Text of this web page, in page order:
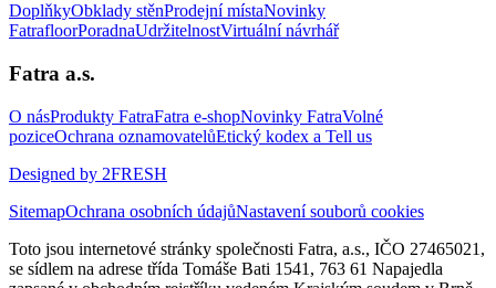
DoplňkyObklady stěnProdejní místaNovinky
FatrafloorPoradnaUdržitelnostVirtuální návrhář
Fatra a.s.
O násProdukty FatraFatra e-shopNovinky FatraVolné
poziceOchrana oznamovatelůEtický kodex a Tell us
Designed by 2FRESH
SitemapOchrana osobních údajůNastavení souborů cookies
Toto jsou internetové stránky společnosti Fatra, a.s., IČO 27465021,
se sídlem na adrese třída Tomáše Bati 1541, 763 61 Napajedla